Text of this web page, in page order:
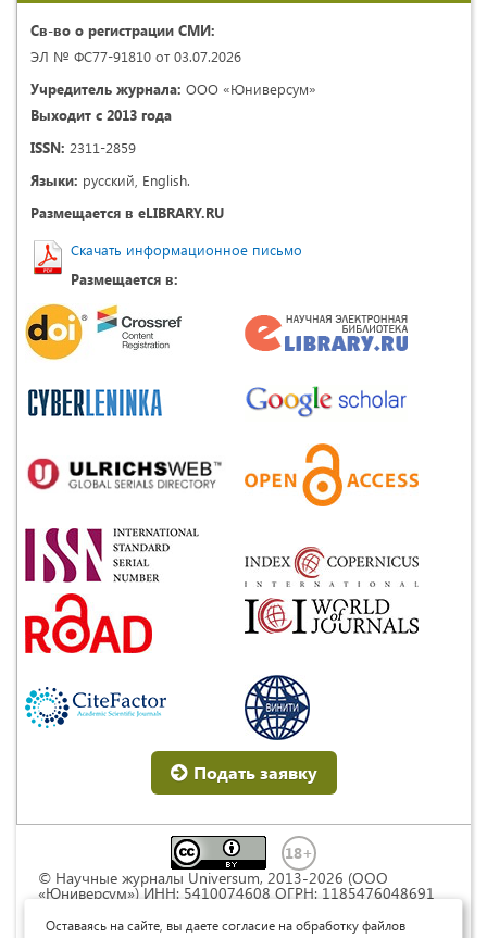
Св-во о регистрации СМИ:
ЭЛ № ФС77-91810 от 03.07.2026
Учредитель журнала: ООО «Юниверсум»
Выходит с 2013 года
ISSN: 2311-2859
Языки: русский, English.
Размещается в eLIBRARY.RU
Скачать информационное письмо
Размещается в:
Подать заявку
© Научные журналы Universum, 2013-2026 (ООО
«Юниверсум») ИНН: 5410074608 ОГРН: 1185476048691
Commons « Attribution» («Атрибуция») 4.0
Оставаясь на сайте, вы даете согласие на обработку файлов